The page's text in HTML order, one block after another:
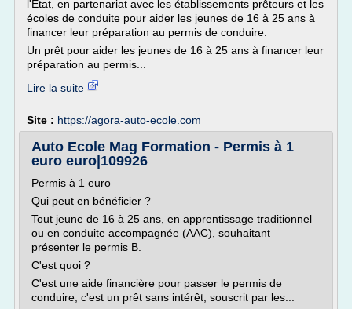
l'État, en partenariat avec les établissements prêteurs et les
écoles de conduite pour aider les jeunes de 16 à 25 ans à
financer leur préparation au permis de conduire.
Un prêt pour aider les jeunes de 16 à 25 ans à financer leur
préparation au permis...
Lire la suite
Site : https://agora-auto-ecole.com
Auto Ecole Mag Formation - Permis à 1
euro euro|109926
Permis à 1 euro
Qui peut en bénéficier ?
Tout jeune de 16 à 25 ans, en apprentissage traditionnel
ou en conduite accompagnée (AAC), souhaitant
présenter le permis B.
C'est quoi ?
C'est une aide financière pour passer le permis de
conduire, c'est un prêt sans intérêt, souscrit par les...